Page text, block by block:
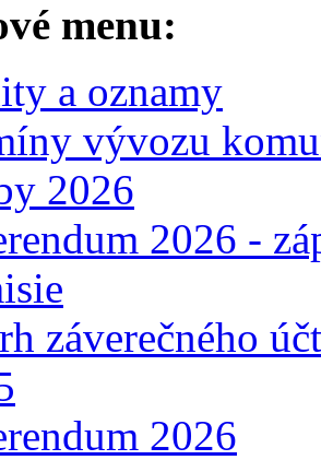
menu:
a oznamy
vývozu
2026
2026 -
záverečného
2026